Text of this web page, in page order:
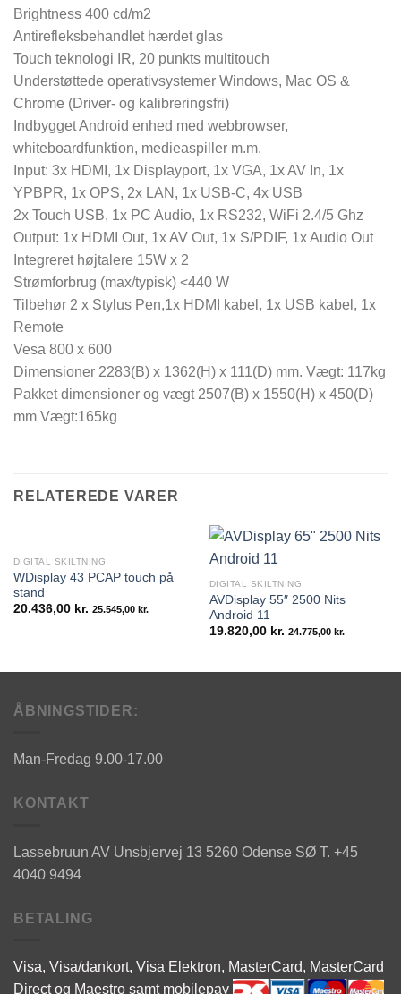
Brightness 400 cd/m2
Antirefleksbehandlet hærdet glas
Touch teknologi IR, 20 punkts multitouch
Understøttede operativsystemer Windows, Mac OS &
Chrome (Driver- og kalibreringsfri)
Indbygget Android enhed med webbrowser,
whiteboardfunktion, medieaspiller m.m.
Input: 3x HDMI, 1x Displayport, 1x VGA, 1x AV In, 1x
YPBPR, 1x OPS, 2x LAN, 1x USB-C, 4x USB
2x Touch USB, 1x PC Audio, 1x RS232, WiFi 2.4/5 Ghz
Output: 1x HDMI Out, 1x AV Out, 1x S/PDIF, 1x Audio Out
Integreret højtalere 15W x 2
Strømforbrug (max/typisk) <440 W
Tilbehør 2 x Stylus Pen,1x HDMI kabel, 1x USB kabel, 1x
Remote
Vesa 800 x 600
Dimensioner 2283(B) x 1362(H) x 111(D) mm. Vægt: 117kg
Pakket dimensioner og vægt 2507(B) x 1550(H) x 450(D)
mm Vægt:165kg
RELATEREDE VARER
DIGITAL SKILTNING
WDisplay 43 PCAP touch på
stand
20.436,00 kr. 25.545,00 kr.
DIGITAL SKILTNING
AVDisplay 55″ 2500 Nits
Android 11
19.820,00 kr. 24.775,00 kr.
ÅBNINGSTIDER:
Man-Fredag 9.00-17.00
KONTAKT
Lassebruun AV Unsbjervej 13 5260 Odense SØ T. +45
4040 9494
BETALING
Visa, Visa/dankort, Visa Elektron, MasterCard, MasterCard
Direct og Maestro samt mobilepay